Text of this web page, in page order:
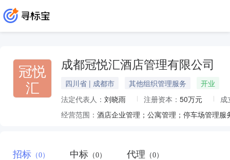
冠悦
汇
成都冠悦汇酒店管理有限公司
四川省 | 成都市 其他组织管理服务
开业
法定代表人： 刘晓雨 注册资本： 50万元
成
经营范围：
招标 （0） 中标 （0） 代理 （0）